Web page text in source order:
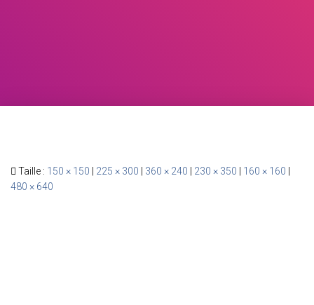
Taille : 150 × 150 225 × 300 360 × 240 230 × 350 160 × 160
480 × 640